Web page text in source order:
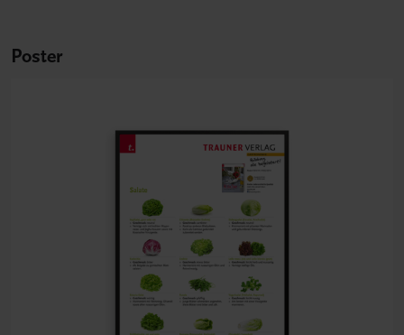
Poster